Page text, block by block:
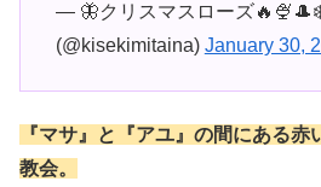
— 🦋クリスマスローズ
(@kisekimitaina) January 30,
『マサ』と『アユ』の間にある
教会。